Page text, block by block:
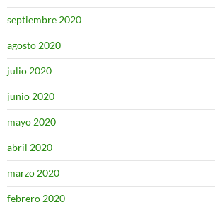
septiembre 2020
agosto 2020
julio 2020
junio 2020
mayo 2020
abril 2020
marzo 2020
febrero 2020